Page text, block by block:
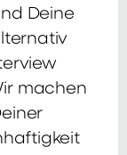
Deine
machen